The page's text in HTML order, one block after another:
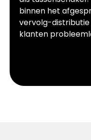
binnen het
vervolg-distributie
klanten